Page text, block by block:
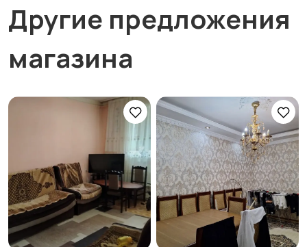
Другие предложения
магазина